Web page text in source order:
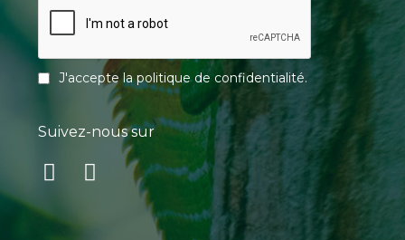
J'accepte lapolitique de confidentialité.
Suivez-nous sur